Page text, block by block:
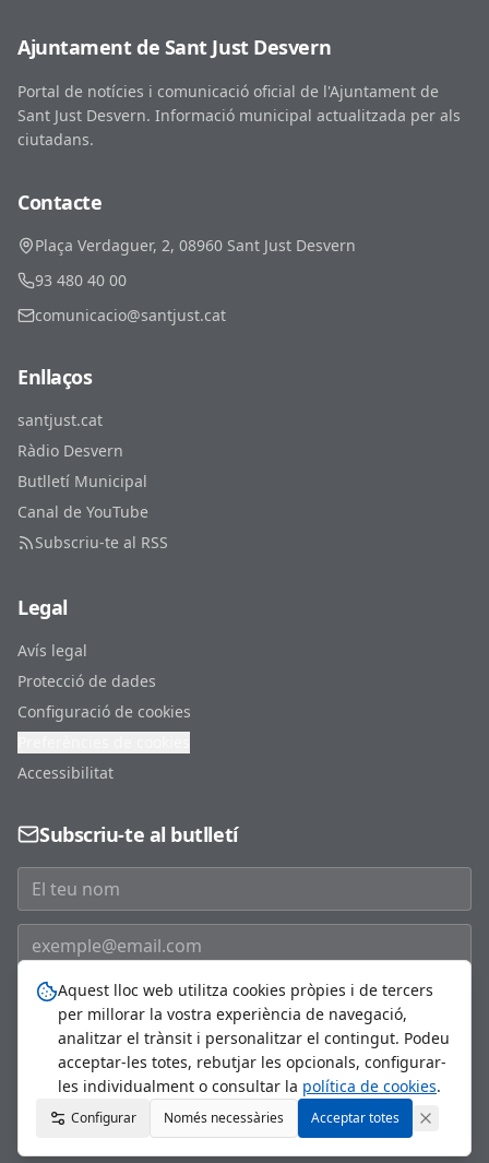
Ajuntament de Sant Just Desvern
Portal de notícies i comunicació oficial de l'Ajuntament de
Sant Just Desvern. Informació municipal actualitzada per als
ciutadans.
Contacte
Plaça Verdaguer, 2, 08960 Sant Just Desvern
93 480 40 00
comunicacio@santjust.cat
Enllaços
santjust.cat
Ràdio Desvern
Butlletí Municipal
Canal de YouTube
Subscriu-te al RSS
Legal
Avís legal
Protecció de dades
Configuració de cookies
Accessibilitat
Subscriu-te al butlletí
Subscriure'm
©2026Ajuntament de Sant Just Desvern. Tots els drets
reservats.
Aquest lloc web utilitza cookies pròpies i de tercers
per millorar la vostra experiència de navegació,
analitzar el trànsit i personalitzar el contingut. Podeu
acceptar-les totes, rebutjar les opcionals, configurar-
les individualment o consultar la política de cookies.
Configurar Només necessàries Acceptar totes